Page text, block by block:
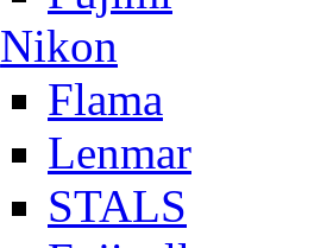
Nikon
Flama
Lenmar
STALS